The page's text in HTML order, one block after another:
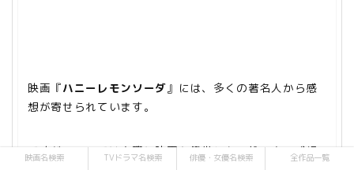
映画『ハニーレモンソーダ』には、多くの著名人から感
想が寄せられています。
ですが、ここでは実際に映画を鑑賞した一般の方の感想
映画名検索 TVドラマ名検索 俳優・女優名検索 全作品一覧